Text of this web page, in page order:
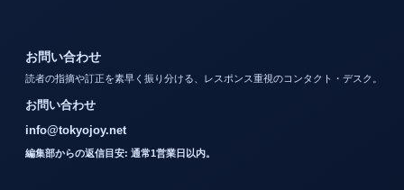
お問い合わせ
読者の指摘や訂正を素早く振り分ける、レスポンス重視のコンタクト・デスク。
お問い合わせ
info@tokyojoy.net
編集部からの返信目安: 通常1営業日以内。